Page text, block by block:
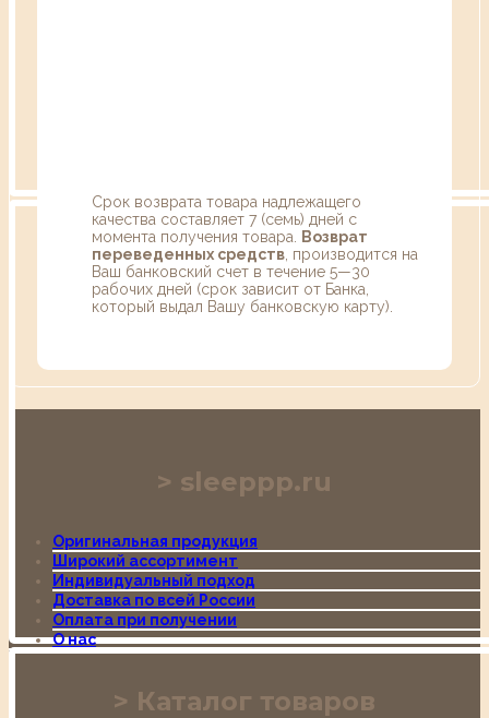
Срок возврата товара надлежащего
качества составляет 7 (семь) дней с
момента получения товара.
Возврат
переведенных средств , производится на
Ваш банковский счет в течение 5—30
рабочих дней (срок зависит от Банка,
который выдал Вашу банковскую карту).
sleeppp.ru
Оригинальная продукция
Широкий ассортимент
Индивидуальный подход
Доставка по всей России
Оплата при получении
О нас
Каталог товаров